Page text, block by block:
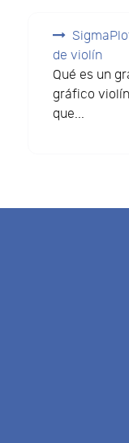
de violín
Qué es un
gráfico
que...